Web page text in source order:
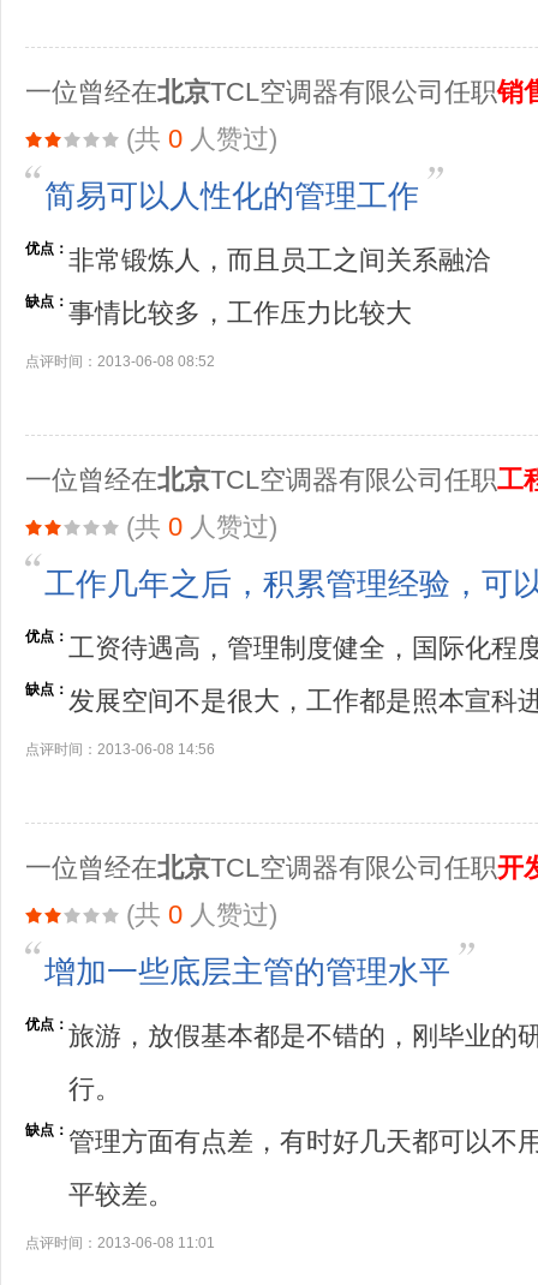
一位曾经在北京TCL空调器有限公司任职销
(共 0 人赞过)
简易可以人性化的管理工作
优点： 非常锻炼人，而且员工之间关系融洽
缺点： 事情比较多，工作压力比较大
点评时间：2013-06-08 08:52
一位曾经在北京TCL空调器有限公司任职工
(共 0 人赞过)
工作几年之后，积累管理经验，可
优点： 工资待遇高，管理制度健全，国际化程
缺点： 发展空间不是很大，工作都是照本宣科
点评时间：2013-06-08 14:56
一位曾经在北京TCL空调器有限公司任职开
(共 0 人赞过)
增加一些底层主管的管理水平
优点： 旅游，放假基本都是不错的，刚毕业的
行。
缺点： 管理方面有点差，有时好几天都可以不
平较差。
点评时间：2013-06-08 11:01